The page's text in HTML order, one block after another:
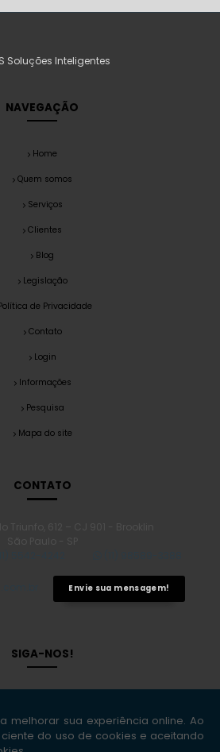
NAVEGAÇÃO
Home
Quem somos
Serviços
Clientes
Blog
Legislação
de Privacidade
Contato
Login
Informações
Pesquisa
Mapa do site
CONTATO
Envie sua mensagem!
SIGA-NOS!